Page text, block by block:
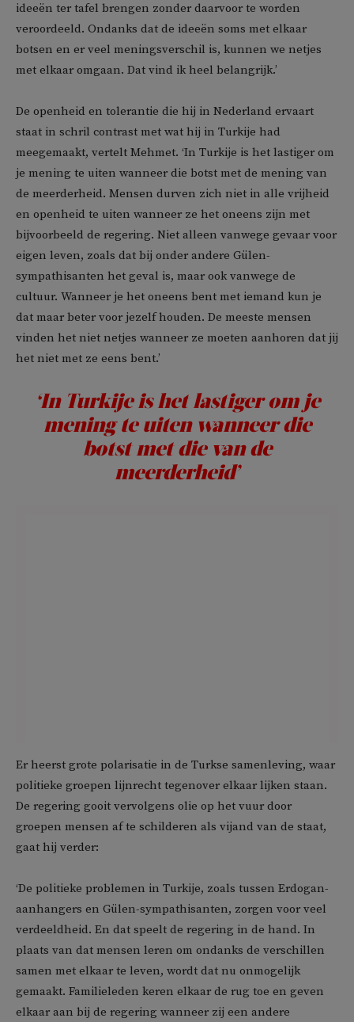
ideeën ter tafel brengen zonder daarvoor te worden
veroordeeld. Ondanks dat de ideeën soms met elkaar
botsen en er veel meningsverschil is, kunnen we netjes
met elkaar omgaan. Dat vind ik heel belangrijk.’
De openheid en tolerantie die hij in Nederland ervaart
staat in schril contrast met wat hij in Turkije had
meegemaakt, vertelt Mehmet. ‘In Turkije is het lastiger om
je mening te uiten wanneer die botst met de mening van
de meerderheid. Mensen durven zich niet in alle vrijheid
en openheid te uiten wanneer ze het oneens zijn met
bijvoorbeeld de regering. Niet alleen vanwege gevaar voor
eigen leven, zoals dat bij onder andere Gülen-
sympathisanten het geval is, maar ook vanwege de
cultuur. Wanneer je het oneens bent met iemand kun je
dat maar beter voor jezelf houden. De meeste mensen
vinden het niet netjes wanneer ze moeten aanhoren dat jij
het niet met ze eens bent.’
‘In Turkije is het lastiger om je
mening te uiten wanneer die
botst met die van de
meerderheid’
Er heerst grote polarisatie in de Turkse samenleving, waar
politieke groepen lijnrecht tegenover elkaar lijken staan.
De regering gooit vervolgens olie op het vuur door
groepen mensen af te schilderen als vijand van de staat,
gaat hij verder:
‘De politieke problemen in Turkije, zoals tussen Erdogan-
aanhangers en Gülen-sympathisanten, zorgen voor veel
verdeeldheid. En dat speelt de regering in de hand. In
plaats van dat mensen leren om ondanks de verschillen
samen met elkaar te leven, wordt dat nu onmogelijk
gemaakt. Familieleden keren elkaar de rug toe en geven
elkaar aan bij de regering wanneer zij een andere